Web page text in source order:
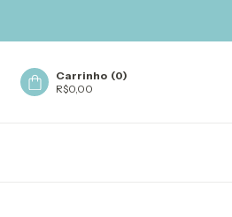
Carrinho (0)
R$0,00